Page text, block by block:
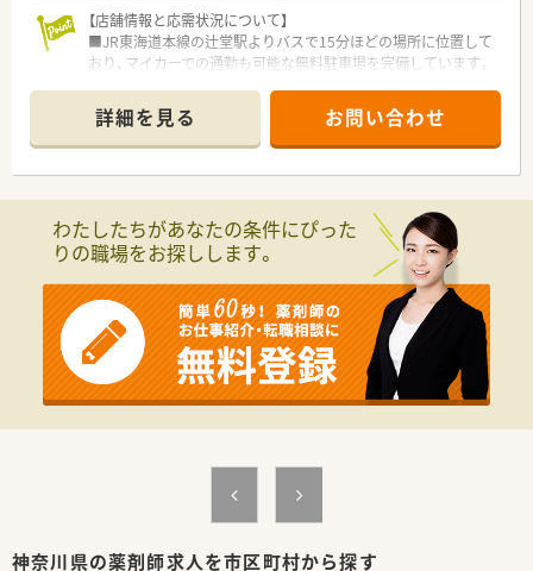
【店舗情報と応需状況について】
■JR東海道本線の辻堂駅よりバスで15分ほどの場所に位置して
おり、マイカーでの通勤も可能な無料駐車場を完備しています。
幅広く、1日あたりの処方箋枚数は30枚から80枚程度です。
■常勤薬剤師1名と事務スタッフ1名が常駐しており、完全な一
人きりではなく協力しながら落ち着いて業務に励める環境で
す。
■まずは管理薬剤師として1店舗の運営全般を任されることで、
店舗マネジメントや地域医療への貢献をダイレクトに実感でき
■代表が将来的な事業譲渡も検討しているため、意欲次第では独
立を視野に入れた経営ノウハウを間近で学ぶ貴重な機会となり
ます。
■研修制度に縛られず、ご自身のこれまでのキャリアを活かした
店舗づくりを行うことで、薬剤師としての裁量を大きく発揮でき
ます。
■残業がほぼない職場でワークライフバランスを整えたい方や、
年間120日以上の休日でしっかりリフレッシュしたい方に最適
またマイカー通勤でストレスなく通いたい薬剤師の方に推奨し
詳細を見る お問い合わせ
わたしたちがあなたの条件にぴった
りの職場をお探しします。
神奈川県の薬剤師求人を市区町村から探す